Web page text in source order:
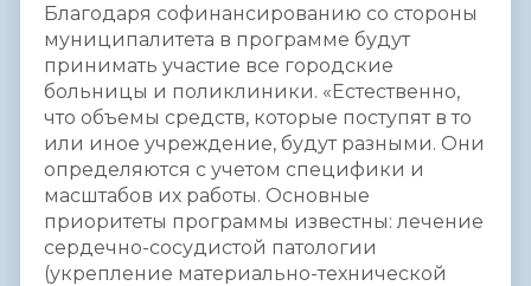
Благодаря софинансированию со стороны
муниципалитета в программе будут
принимать участие все городские
больницы и поликлиники. «Естественно,
что объемы средств, которые поступят в то
или иное учреждение, будут разными. Они
определяются с учетом специфики и
масштабов их работы. Основные
приоритеты программы известны: лечение
сердечно-сосудистой патологии
(укрепление материально-технической